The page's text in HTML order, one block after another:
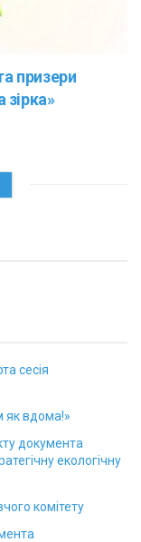
призери
сесія
як вдома!»
документа
екологічну
комітету